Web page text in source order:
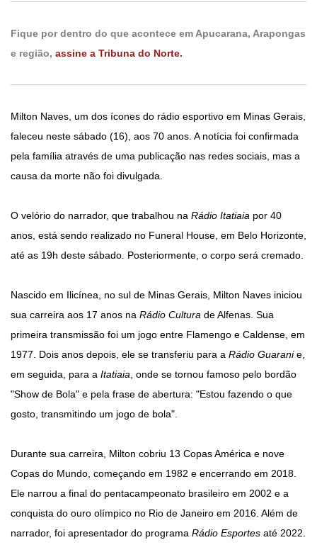
Fique por dentro do que acontece em Apucarana, Arapongas
e região, assine a Tribuna do Norte.
Milton Naves, um dos ícones do rádio esportivo em Minas Gerais,
faleceu neste sábado (16), aos 70 anos. A notícia foi confirmada
pela família através de uma publicação nas redes sociais, mas a
causa da morte não foi divulgada.
O velório do narrador, que trabalhou na Rádio Itatiaia por 40
anos, está sendo realizado no Funeral House, em Belo Horizonte,
até as 19h deste sábado. Posteriormente, o corpo será cremado.
Nascido em Ilicínea, no sul de Minas Gerais, Milton Naves iniciou
sua carreira aos 17 anos na Rádio Cultura de Alfenas. Sua
primeira transmissão foi um jogo entre Flamengo e Caldense, em
1977. Dois anos depois, ele se transferiu para a Rádio Guaranie,
em seguida, para a Itatiaia, onde se tornou famoso pelo bordão
"Show de Bola" e pela frase de abertura: "Estou fazendo o que
gosto, transmitindo um jogo de bola".
Durante sua carreira, Milton cobriu 13 Copas América e nove
Copas do Mundo, começando em 1982 e encerrando em 2018.
Ele narrou a final do pentacampeonato brasileiro em 2002 e a
conquista do ouro olímpico no Rio de Janeiro em 2016. Além de
narrador, foi apresentador do programa Rádio Esportes até 2022.